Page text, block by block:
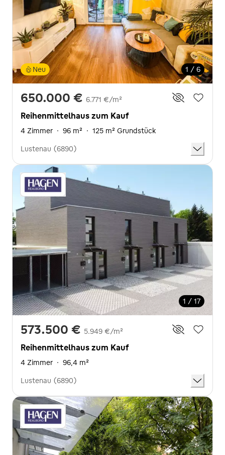
1 / 6
Neu
650.000 € 6.771 €/m²
Reihenmittelhaus zum Kauf
4 Zimmer · 96 m² · 125 m² Grundstück
Lustenau (6890)
1 / 17
573.500 € 5.949 €/m²
Reihenmittelhaus zum Kauf
4 Zimmer · 96,4 m²
Lustenau (6890)